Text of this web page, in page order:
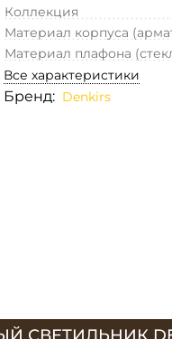
Коллекция
Материал корпуса
Материал плафона
Все характеристики
Бренд: Denkirs